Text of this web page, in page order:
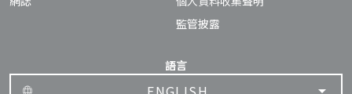
監管披露
語言